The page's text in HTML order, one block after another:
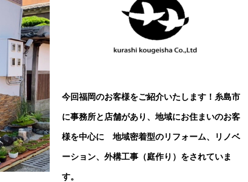
今回福岡のお客様をご紹介いたします！糸島市
に事務所と店舗があり、地域にお住まいのお客
様を中心に 地域密着型のリフォーム、リノベ
ーション、外構工事（庭作り）をされていま
す。